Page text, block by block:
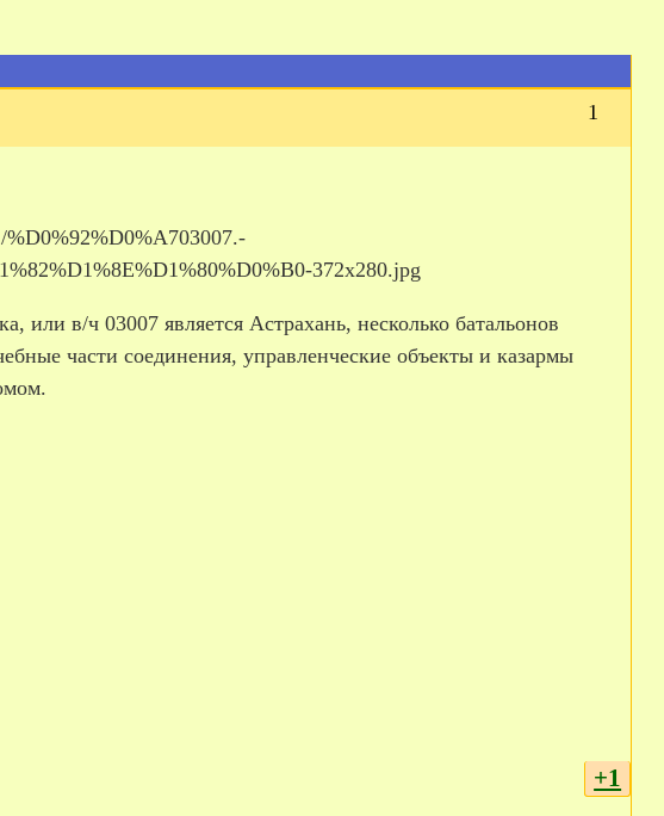
1
или в/ч 03007 является Астрахань, несколько батальонов
части соединения, управленческие объекты и казармы
+1